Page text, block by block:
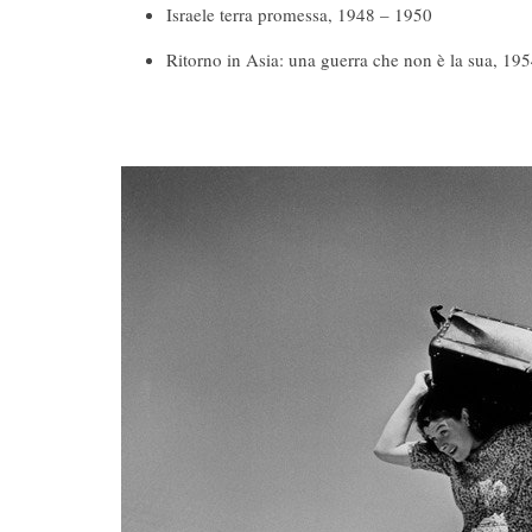
Israele terra promessa, 1948 – 1950
Ritorno in Asia: una guerra che non è la sua,